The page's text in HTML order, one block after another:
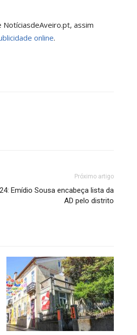
NotíciasdeAveiro.pt, assim
online.
Próximo artigo
Emídio Sousa encabeça lista da
AD pelo distrito